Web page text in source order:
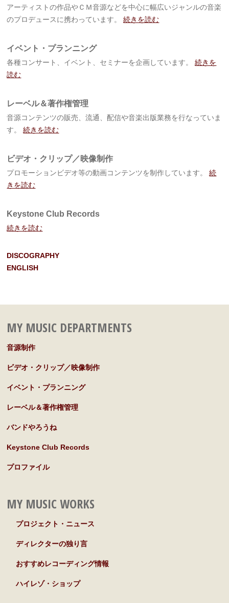
アーティストの作品やＣＭ音源などを中心に幅広いジャンルの音楽
のプロデュースに携わっています。続きを読む
イベント・プランニング
各種コンサート、イベント、セミナーを企画しています。続きを
読む
レーベル＆著作権管理
音源コンテンツの販売、流通、配信や音楽出版業務を行なっていま
す。続きを読む
ビデオ・クリップ／映像制作
プロモーションビデオ等の動画コンテンツを制作しています。続
きを読む
Keystone Club Records
続きを読む
DISCOGRAPHY
ENGLISH
MY MUSIC DEPARTMENTS
音源制作
ビデオ・クリップ／映像制作
イベント・プランニング
レーベル＆著作権管理
バンドやろうね
Keystone Club Records
プロファイル
MY MUSIC WORKS
プロジェクト・ニュース
ディレクターの独り言
おすすめレコーディング情報
ハイレゾ・ショップ